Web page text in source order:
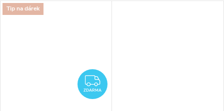
Tip na dárek
ZDARMA
ZDARMA